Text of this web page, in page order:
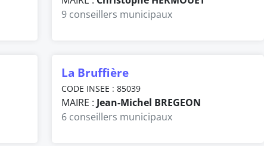
9 conseillers municipaux
La Bruffière
CODE INSEE : 85039
MAIRE : Jean-Michel BREGEON
6 conseillers municipaux